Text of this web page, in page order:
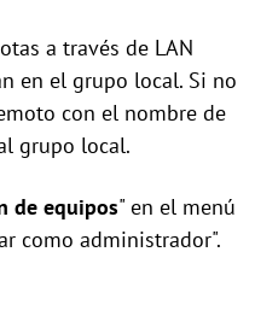
a través de LAN
en el grupo local. Si no
con el nombre de
grupo local.
de equipos" en el menú
como administrador".